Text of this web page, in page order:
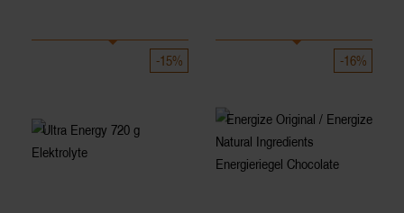
-15% -16%